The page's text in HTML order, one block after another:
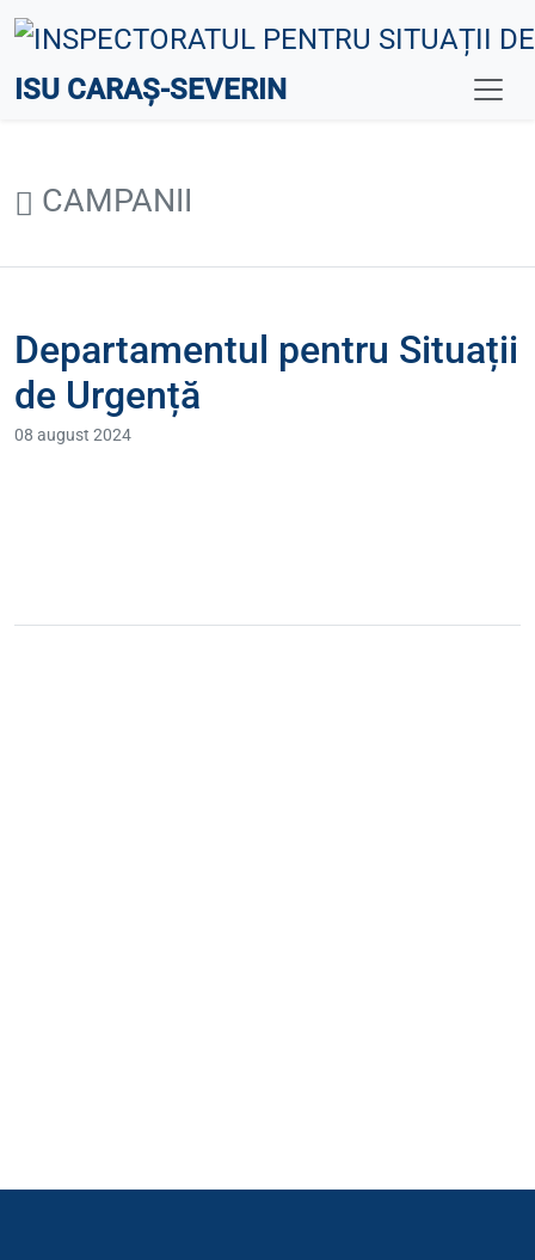
ISU CARAȘ-SEVERIN
CAMPANII
Departamentul pentru Situații
de Urgență
08 august 2024